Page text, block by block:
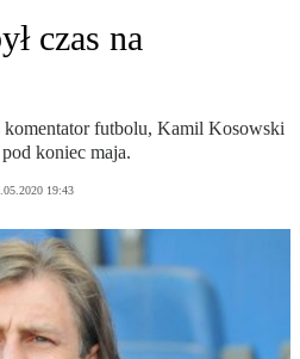
czas na
komentator futbolu, Kamil Kosowski
koniec maja.
19:43